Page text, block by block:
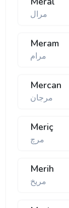
مرال
Meram
مرام
Mercan
مرجان
Meriç
مرچ
Merih
مریخ